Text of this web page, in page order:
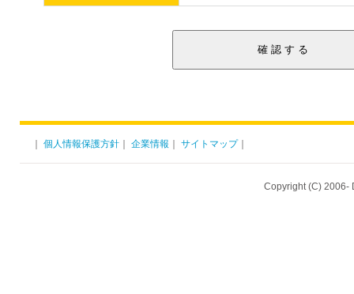
個人情報保護方針 企業情報 サイトマップ｜
Copyright (C) 2006-